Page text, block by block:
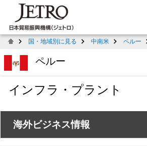
国・地域別に見る 中南米 ペルー
ペルー
インフラ・プラント
海外ビジネス情報